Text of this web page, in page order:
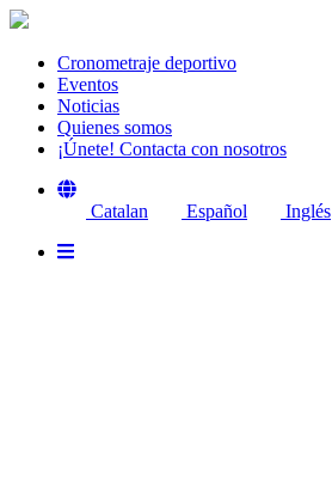
Cronometraje deportivo
Eventos
Noticias
Quienes somos
¡Únete! Contacta con nosotros
Catalan Español Inglés